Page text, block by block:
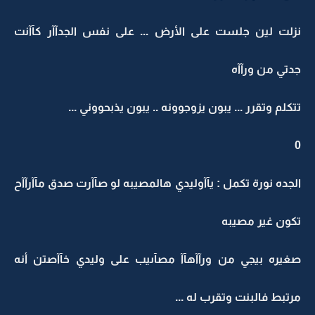
نزلت لين جلست على الأرض ... على نفس الجدآآر كآآنت
جدتي من ورآآه
تتكلم وتقرر ... يبون يزوجوونه .. يبون يذبحووني ...
0
الجده نورة تكمل : يآآوليدي هالمصيبه لو صآآرت صدق مآآرآآح
تكون غير مصيبه
صغيره بيجي من ورآآهآآ مصآىيب على وليدي خآآصتن أنه
مرتبط فالبنت وتقرب له ...